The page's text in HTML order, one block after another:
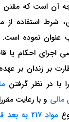
شرط استفاده از
عنوان نموده
اجرای احکام یا
بر زندان بر
با در نظر گرفتن
و با رعایت
مواد 217